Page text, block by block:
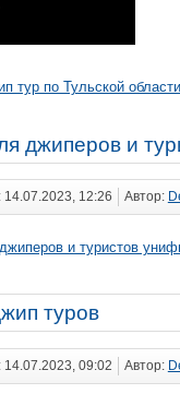
тур по Тульской
джиперов и
14.07.2023, 12:26 Автор:
и туристов
туров
14.07.2023, 09:02 Автор: